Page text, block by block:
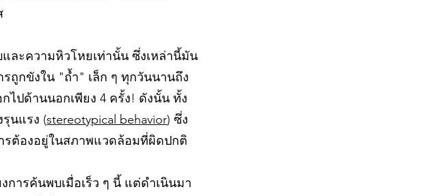
ละความหิวโหยเท่านั้น ซึ่งเหล่านี้มัน
ถูกขังใน "ถ้ำ" เล็ก ๆ ทุกวันนานถึง
ไปด้านนอกเพียง 4 ครั้ง! ดังนั้น ทั้ง
นแรง (stereotypical behavior) ซึ่ง
รต้องอยู่ในสภาพแวดล้อมที่ผิดปกติ
การค้นพบเมื่อเร็ว ๆ นี้ แต่ดำเนินมา